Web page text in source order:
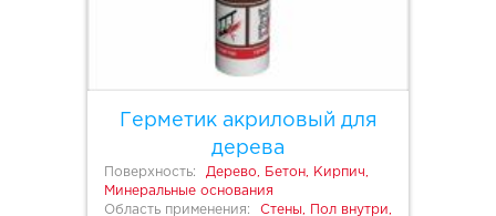
Герметик акриловый для
дерева
Поверхность:
Дерево, Бетон, Кирпич,
Минеральные основания
Область применения:
Стены, Пол внутри,